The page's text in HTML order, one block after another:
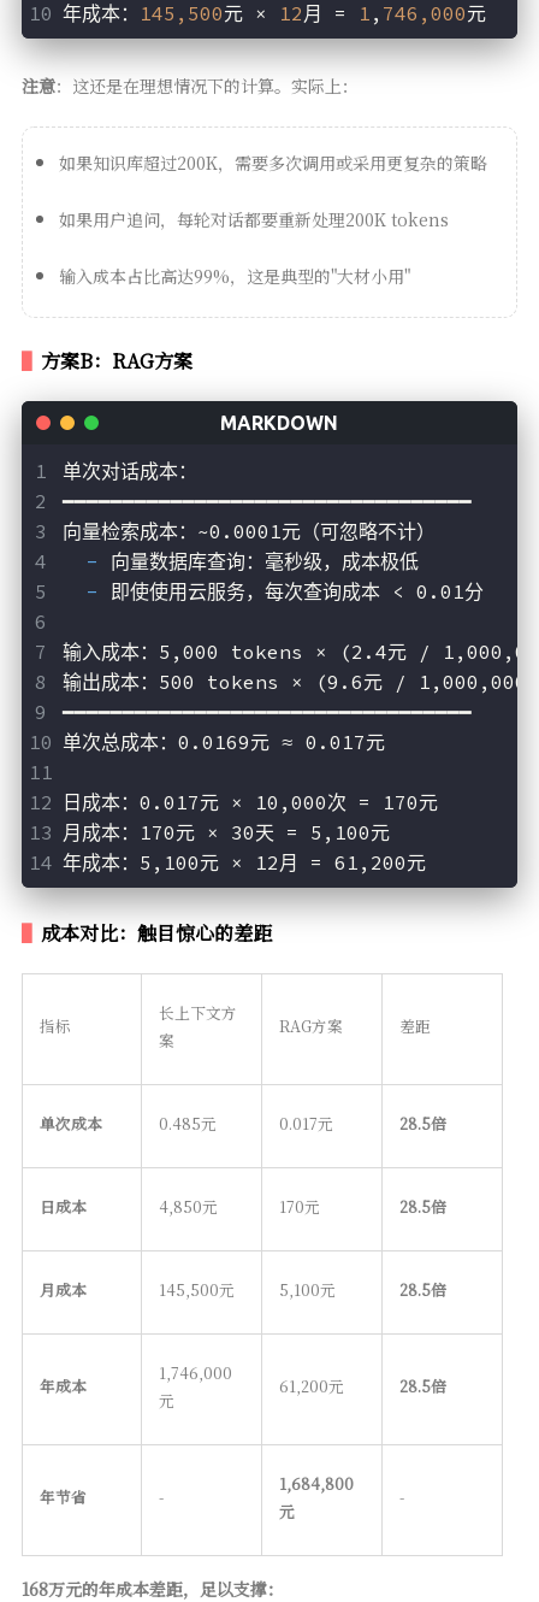
年成本：
145,500元 × 12月 = 1 , 746,000元
注意：这还是在理想情况下的计算。实际上：
如果知识库超过200K，需要多次调用或采用更复杂的策略
如果用户追问，每轮对话都要重新处理200K tokens
输入成本占比高达99%，这是典型的"大材小用"
方案B：RAG方案
单次对话成本：
━━━━━━━━━━━━━━━━━━━━━━━━━━━━━━━━━━
向量检索成本：~0.0001元（可忽略不计）
  -
向量数据库查询：毫秒级，成本极低
  -
即使使用云服务，每次查询成本 < 0.01分
输入成本：5,000 tokens × (2.4元 /
输出成本：500 tokens × (9.6元 /
━━━━━━━━━━━━━━━━━━━━━━━━━━━━━━━━━━
单次总成本：0.0169元 ≈ 0.017元
日成本：0.017元 × 10,000次 = 170元
月成本：170元 × 30天 = 5,100元
年成本：5,100元 × 12月 = 61,200元
成本对比：触目惊心的差距
指标
长上下文方
案
RAG方案 差距
单次成本 0.485元 0.017元 28.5倍
日成本 4,850元 170元 28.5倍
月成本 145,500元 5,100元 28.5倍
年成本
1,746,000
元
61,200元 28.5倍
年节省 -
1,684,800
元
-
168万元的年成本差距，足以支撑：